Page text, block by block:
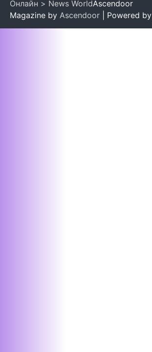
Онлайн > News WorldAscendoor
Magazine by Ascendoor | Powered by